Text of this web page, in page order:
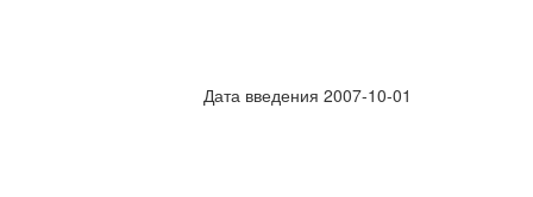
Дата введения 2007-10-01